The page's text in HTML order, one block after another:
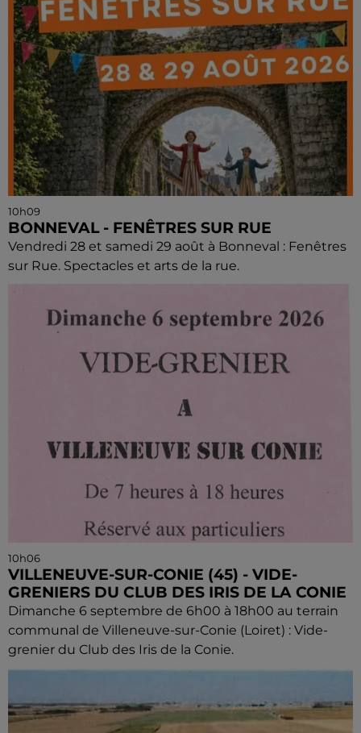
10h09
BONNEVAL - FENÊTRES SUR RUE
Vendredi 28 et samedi 29 août à Bonneval : Fenêtres
sur Rue. Spectacles et arts de la rue.
10h06
VILLENEUVE-SUR-CONIE (45) - VIDE-
GRENIERS DU CLUB DES IRIS DE LA CONIE
Dimanche 6 septembre de 6h00 à 18h00 au terrain
communal de Villeneuve-sur-Conie (Loiret) : Vide-
grenier du Club des Iris de la Conie.